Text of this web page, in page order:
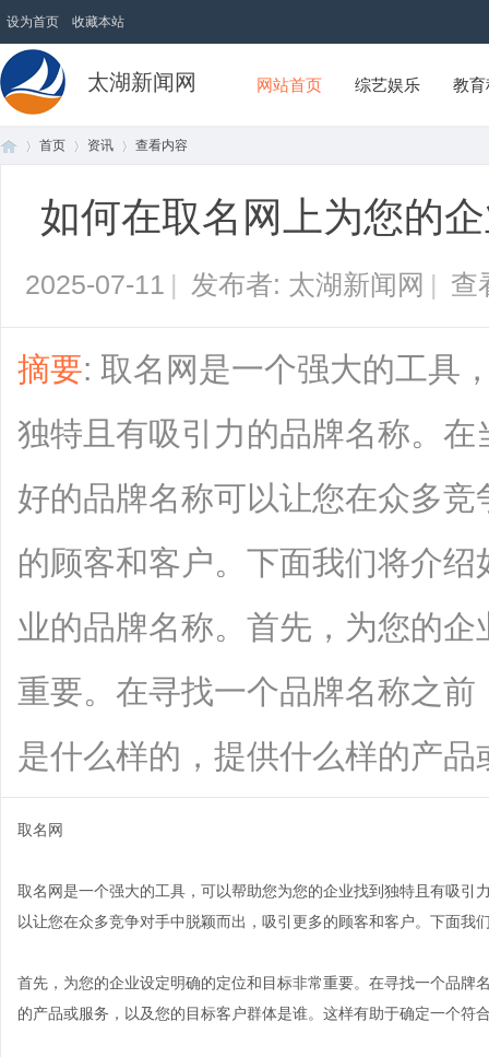
设为首页 收藏本站
太湖新闻网 网站首页 综艺娱乐 教
首页 资讯 查看内容
如何在取名网上为您的
2025-07-11 | 发布者: 太湖新闻网 | 查
摘要: 取名网是一个强大的工具
独特且有吸引力的品牌名称。
好的品牌名称可以让您在众多
的顾客和客户。下面我们将介
业的品牌名称。首先，为您的
重要。在寻找一个品牌名称之
是什么样的，提供什么样的产品
取名网
取名网是一个强大的工具，可以帮助您为您的企业找到独特且有吸引
以让您在众多竞争对手中脱颖而出，吸引更多的顾客和客户。下面我
首先，为您的企业设定明确的定位和目标非常重要。在寻找一个品牌
的产品或服务，以及您的目标客户群体是谁。这样有助于确定一个符